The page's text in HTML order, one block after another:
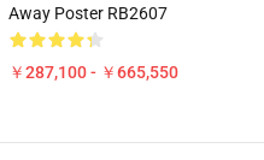
Away Poster RB2607
￥287,100 - ￥665,550